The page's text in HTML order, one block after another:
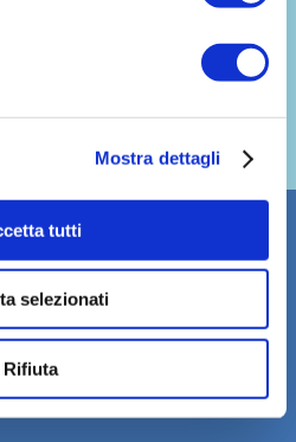
Mostra dettagli
tutti
selezionati
Rifiuta